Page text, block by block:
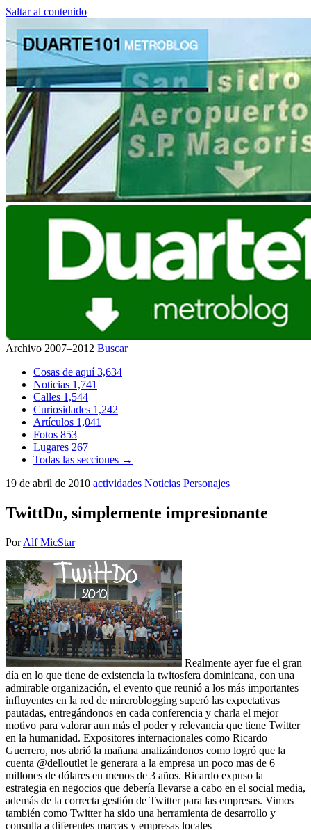
Saltar al contenido
Archivo 2007–2012 Buscar
Cosas de aquí3,634
Noticias 1,741
Calles 1,544
Curiosidades 1,242
Artículos 1,041
Fotos 853
Lugares 267
Todas las secciones →
19 de abril de 2010 actividades Noticias Personajes
TwittDo, simplemente impresionante
PorAlf MicStar
Realmente ayer fue el gran
día en lo que tiene de existencia la twitosfera dominicana, con una
admirable organización, el evento que reunió a los más importantes
influyentes en la red de mircroblogging superó las expectativas
pautadas, entregándonos en cada conferencia y charla el mejor
motivo para valorar aun más el poder y relevancia que tiene Twitter
en la humanidad. Expositores internacionales como Ricardo
Guerrero, nos abrió la mañana analizándonos como logró que la
cuenta @delloutlet le generara a la empresa un poco mas de 6
millones de dólares en menos de 3 años. Ricardo expuso la
estrategia en negocios que debería llevarse a cabo en el social media,
además de la correcta gestión de Twitter para las empresas. Vimos
también como Twitter ha sido una herramienta de desarrollo y
consulta a diferentes marcas y empresas locales